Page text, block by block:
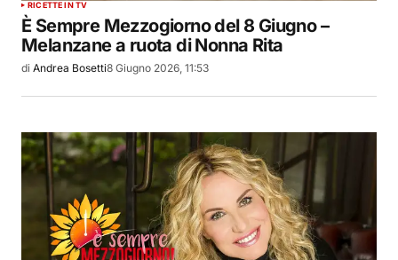
RICETTE IN TV
È Sempre Mezzogiorno del 8 Giugno –
Melanzane a ruota di Nonna Rita
di Andrea Bosetti8 Giugno 2026, 11:53